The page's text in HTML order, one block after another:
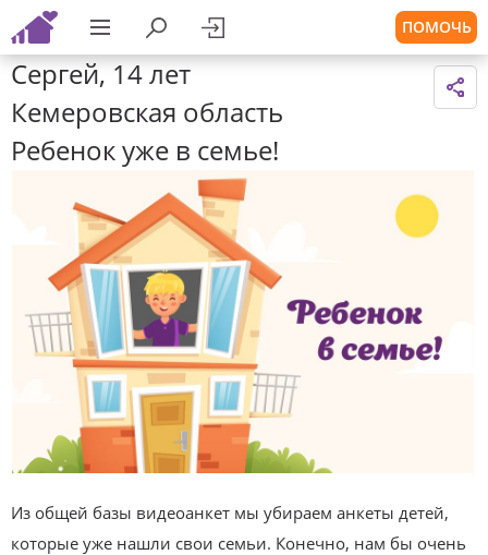
ПОМОЧЬ
Сергей, 14 лет
Кемеровская область
Ребенок уже в семье!
Из общей базы видеоанкет мы убираем анкеты детей,
которые уже нашли свои семьи. Конечно, нам бы очень